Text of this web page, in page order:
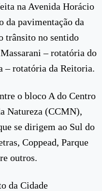
na Avenida Horácio
da pavimentação da
trânsito no sentido
– rotatória do
– rotatória da Reitoria.
o bloco A do Centro
Natureza (CCMN),
se dirigem ao Sul do
Coppead, Parque
outros.
da Cidade